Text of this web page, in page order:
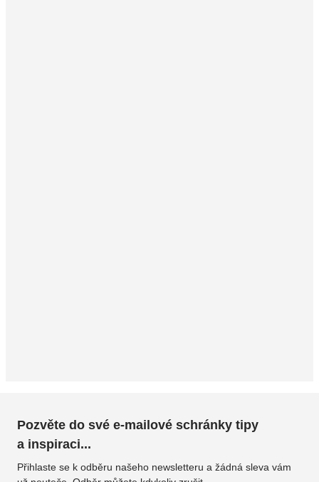
Pozvěte do své e-mailové schránky tipy
a inspiraci...
Přihlaste se k odběru našeho newsletteru a žádná sleva vám